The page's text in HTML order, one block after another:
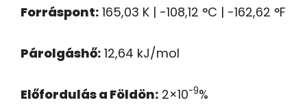
Forráspont: 165,03 K | -108,12 °C | -162,62 °F
Párolgáshő: 12,64 kJ/mol
Előfordulás a Földön: 2×10-9%